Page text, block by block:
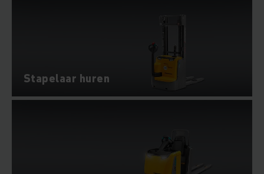
Stapelaar huren